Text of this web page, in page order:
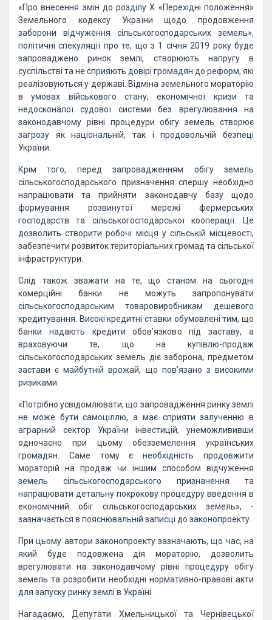
«Про внесення змін до розділу Х «Перехідні положення»
Земельного кодексу України щодо продовження
заборони відчуження сільськогосподарських земель»,
політичні спекуляції про те, що з 1 січня 2019 року буде
запроваджено ринок землі, створюють напругу в
суспільстві та не сприяють довірі громадян до реформ, які
реалізовуються у державі. Відміна земельного мораторію
в умовах військового стану, економічної кризи та
недосконалої судової системи без врегулювання на
законодавчому рівні процедури обігу земель створює
загрозу як національній, так і продовольчій безпеці
України.
Крім того, перед запровадженням обігу земель
сільськогосподарського призначення спершу необхідно
напрацювати та прийняти законодавчу базу щодо
формування розвинутої мережі фермерських
господарств та сільськогосподарської кооперації. Це
дозволить створити робочі місця у сільській місцевості,
забезпечити розвиток територіальних громад та сільської
інфраструктури.
Слід також зважати на те, що станом на сьогодні
комерційні банки не можуть запропонувати
сільськогосподарським товаровиробникам дешевого
кредитування. Високі кредитні ставки обумовлені тим, що
банки надають кредити обов’язково під заставу, а
враховуючи те, що на купівлю-продаж
сільськогосподарських земель діє заборона, предметом
застави є майбутній врожай, що пов’язано з високими
ризиками.
«Потрібно усвідомлювати, що запровадження ринку землі
не може бути самоціллю, а має сприяти залученню в
аграрний сектор України інвестицій, унеможлививши
одночасно при цьому обезземелення українських
громадян. Саме тому є необхідність продовжити
мораторій на продаж чи іншим способом відчуження
земель сільськогосподарського призначення та
напрацювати детальну покрокову процедуру введення в
економічний обіг сільськогосподарських земель», -
зазначається в пояснювальній записці до законопроекту.
При цьому автори законопроекту зазначають, що час, на
який буде подовжена дія мораторію, дозволить
врегулювати на законодавчому рівні процедуру обігу
земель та розробити необхідні нормативно-правові акти
для запуску ринку землі в Україні.
Нагадаємо, Депутати Хмельницької та Чернівецької